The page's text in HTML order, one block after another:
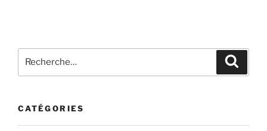
pour
CATÉGORIES